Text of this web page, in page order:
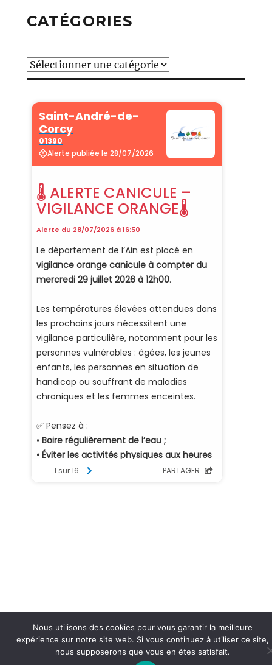
CATÉGORIES
Catégories
Nous utilisons des cookies pour vous garantir la meilleure
expérience sur notre site web. Si vous continuez à utiliser ce site,
nous supposerons que vous en êtes satisfait.